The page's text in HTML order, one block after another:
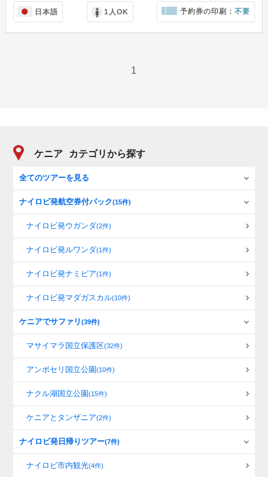
日本語 1人OK 予約券の印刷：不要
1
ケニア カテゴリから探す
全てのツアーを見る
ナイロビ発航空券付パック(15件)
ナイロビ発ウガンダ(2件)
ナイロビ発ルワンダ(1件)
ナイロビ発ナミビア(1件)
ナイロビ発マダガスカル(10件)
ケニアでサファリ(39件)
マサイマラ国立保護区(32件)
アンボセリ国立公園(10件)
ナクル湖国立公園(15件)
ケニアとタンザニア(2件)
ナイロビ発日帰りツアー(7件)
ナイロビ市内観光(4件)